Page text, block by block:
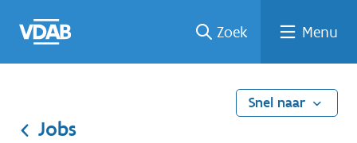
naar
een
een
job
naar
Zoek Menu
Snel naar
Jobs